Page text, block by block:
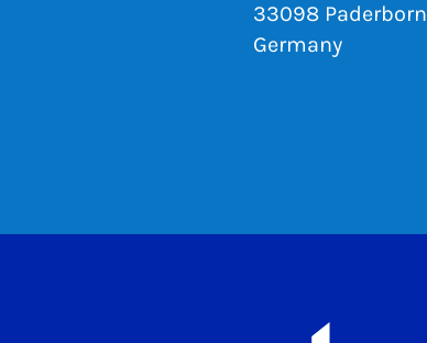
33098 Paderborn
Germany